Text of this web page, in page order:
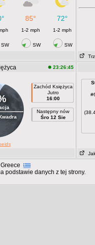
85° 72°
1-2 mph 1-2 mph
SW SW
23:26:45
Zachód Księżyca
Jutro
16:00
Następny nów
Śro 12 Sie
podstawie danych z tej strony.